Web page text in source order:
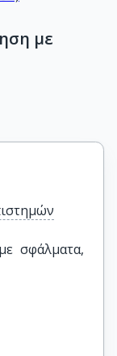
με
σφάλματα,